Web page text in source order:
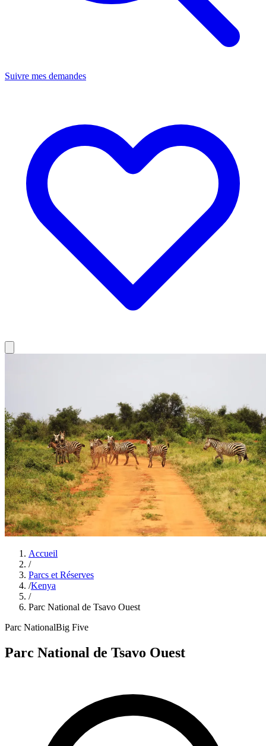
Suivre mes demandes
Accueil
/
Parcs et Réserves
/Kenya
/
Parc National de Tsavo Ouest
Parc NationalBig Five
Parc National de Tsavo Ouest